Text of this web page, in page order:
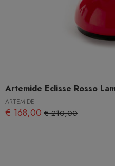
Artemide Eclisse Rosso
ARTEMIDE
€ 168,00 € 210,00